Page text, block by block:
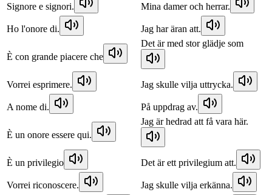
Signore e signori. Mina damer och herrar.
Ho l'onore di. Jag har äran att.
È con grande piacere che
Det är med stor glädje som
Vorrei esprimere. Jag skulle vilja uttrycka.
A nome di. På uppdrag av.
È un onore essere qui.
Jag är hedrad att få vara här.
È un privilegio Det är ett privilegium att.
Vorrei riconoscere. Jag skulle vilja erkänna.